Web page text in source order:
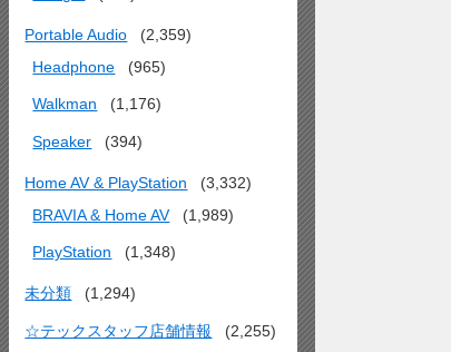
Portable Audio
(2,359)
Headphone
(965)
Walkman (1,176)
Speaker (394)
Home AV & PlayStation
(3,332)
BRAVIA & Home AV
(1,989)
PlayStation (1,348)
未分類 (1,294)
☆テックスタッフ店舗情報 (2,255)